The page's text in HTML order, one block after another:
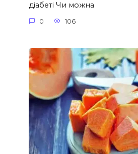
діабеті Чи можна
0 106